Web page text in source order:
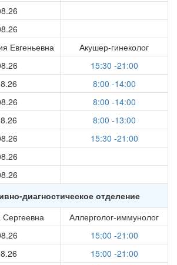
Евгеньевна
Акушер-гинеколог
15:30 -21:00
8:00 -14:00
8:00 -14:00
8:00 -13:00
15:30 -21:00
диагностическое отделение
Сергеевна
Аллерголог-иммунолог
15:00 -21:00
15:00 -21:00